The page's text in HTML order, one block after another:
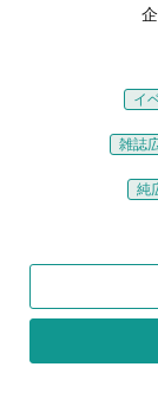
イ
雑誌
純